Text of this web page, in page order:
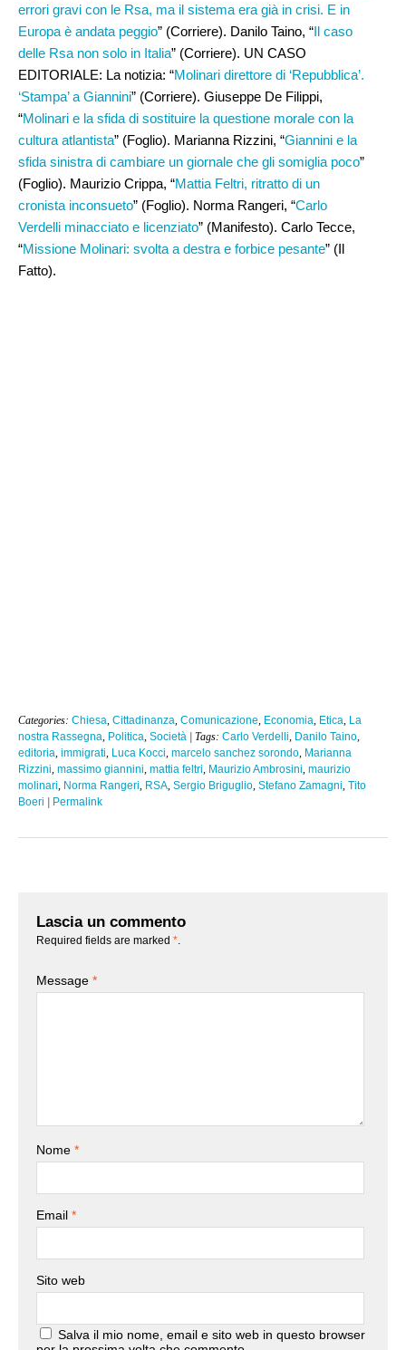
errori gravi con le Rsa, ma il sistema era già in crisi. E in
Europa è andata peggio” (Corriere). Danilo Taino, “Il caso
delle Rsa non solo in Italia” (Corriere). UN CASO
EDITORIALE: La notizia: “Molinari direttore di ‘Repubblica’.
‘Stampa’ a Giannini” (Corriere). Giuseppe De Filippi,
“Molinari e la sfida di sostituire la questione morale con la
cultura atlantista” (Foglio). Marianna Rizzini, “Giannini e la
sfida sinistra di cambiare un giornale che gli somiglia poco”
(Foglio). Maurizio Crippa, “Mattia Feltri, ritratto di un
cronista inconsueto” (Foglio). Norma Rangeri, “Carlo
Verdelli minacciato e licenziato” (Manifesto). Carlo Tecce,
“Missione Molinari: svolta a destra e forbice pesante” (Il
Fatto).
Categories: Chiesa Cittadinanza Comunicazione Economia Etica La
nostra Rassegna Politica Società | Tags: Carlo Verdelli Danilo Taino
editoria immigrati Luca Kocci marcelo sanchez sorondo Marianna
Rizzini massimo giannini mattia feltri Maurizio Ambrosini maurizio
molinari Norma Rangeri RSA Sergio Briguglio Stefano Zamagni Tito
Boeri | Permalink
Lascia un commento
Required fields are marked *
Message *
Nome *
Email *
Sito web
Salva il mio nome, email e sito web in questo browser